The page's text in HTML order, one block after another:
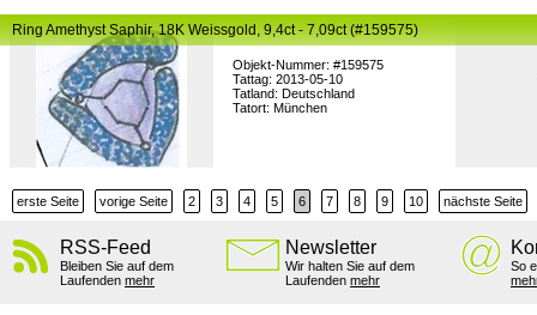
Objekt-Nummer: #159575
Tattag: 2013-05-10
Tatland: Deutschland
Tatort: München
Ring Amethyst Saphir, 18K Weissgold, 9,4ct - 7,09ct (#159575)
erste Seite vorige Seite 2 3 4 5 6 7 8 9 10 nächste Seite
RSS-Feed
Bleiben Sie auf dem
Laufenden mehr
Newsletter
Wir halten Sie auf dem
Laufenden mehr
So